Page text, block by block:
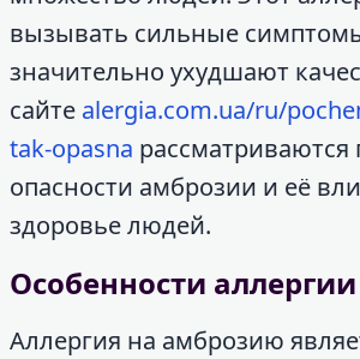
вызывать сильные
значительно ухудшают
сайте alergia.com.ua/ru/
tak-opasna
опасности амброзии и её
здоровье людей.
Особенности аллергии
Аллергия на амброзию